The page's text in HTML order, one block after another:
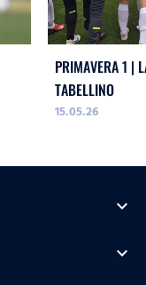
PRIMAVERA 1 |
TABELLINO
15.05.26
expand_more
expand_more